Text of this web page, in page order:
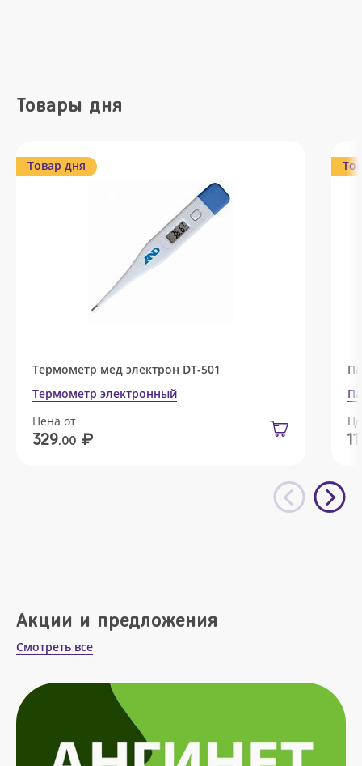
Товары дня
Товар дня
Термометр мед электрон DT-501
Термометр электронный
Цена от
329.00 ₽ 11
Акции и предложения
Смотреть все